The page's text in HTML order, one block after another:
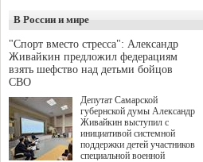
В России и мире
"Спорт вместо стресса": Александр
Живайкин предложил федерациям
взять шефство над детьми бойцов
СВО
Депутат Самарской
губернской думы Александр
Живайкин выступил с
инициативой системной
поддержки детей участников
специальной военной